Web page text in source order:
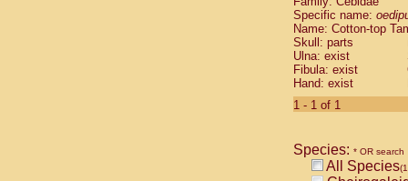
Cebidae
Cebidae
Cebidae
Cebidae
Cebidae
Cebidae
Cebidae
Cebidae
Cebidae
Specific name:
Name: Cotton-top
Skull: parts
Ulna: exist
Fibula: exist
Hand: exist
1 - 1 of 1
Species: * OR search
All Species